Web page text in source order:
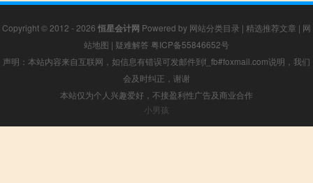
Copyright © 2012 - 2026 恒星会计网 Powered by 网站分类目录 | 精选推荐文章 | 网
站地图 | 疑难解答 粤ICP备55846652号
声明：本站内容来自互联网，如信息有错误可发邮件到f_fb#foxmail.com说明，我们
会及时纠正，谢谢
本站仅为个人兴趣爱好，不接盈利性广告及商业合作
小男孩